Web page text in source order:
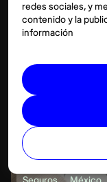
redes sociales, y
contenido y la
información